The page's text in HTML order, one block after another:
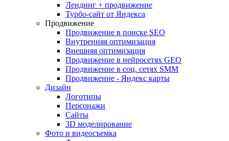
Лендинг + продвижение
Турбо-сайт от Яндекса
Продвижение
Продвижение в поиске SEO
Внутренняя оптимизация
Внешняя оптимизация
Продвижение в нейросетях GEO
Продвижение в соц. сетях SMM
Продвижение - Яндекс карты
Дизайн
Логотипы
Персонажи
Сайты
3D моделирование
Фото и видеосъемка